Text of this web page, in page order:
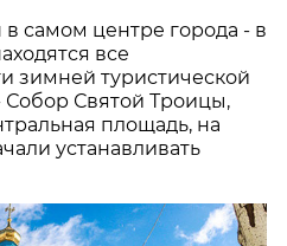
в самом центре города - в
все
зимней туристической
Святой Троицы,
площадь, на
устанавливать